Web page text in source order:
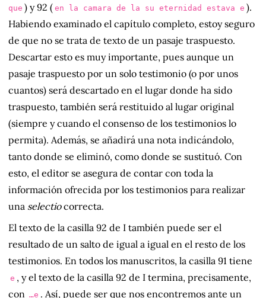
que ) y 92 ( en la camara de la su eternidad estava e ).
Habiendo examinado el capítulo completo, estoy seguro
de que no se trata de texto de un pasaje traspuesto.
Descartar esto es muy importante, pues aunque un
pasaje traspuesto por un solo testimonio (o por unos
cuantos) será descartado en el lugar donde ha sido
traspuesto, también será restituido al lugar original
(siempre y cuando el consenso de los testimonios lo
permita). Además, se añadirá una nota indicándolo,
tanto donde se eliminó, como donde se sustituó. Con
esto, el editor se asegura de contar con toda la
información ofrecida por los testimonios para realizar
una selectiocorrecta.
El texto de la casilla 92 de I también puede ser el
resultado de un salto de igual a igual en el resto de los
testimonios. En todos los manuscritos, la casilla 91 tiene
e , y el texto de la casilla 92 de I termina, precisamente,
con …e . Así, puede ser que nos encontremos ante un